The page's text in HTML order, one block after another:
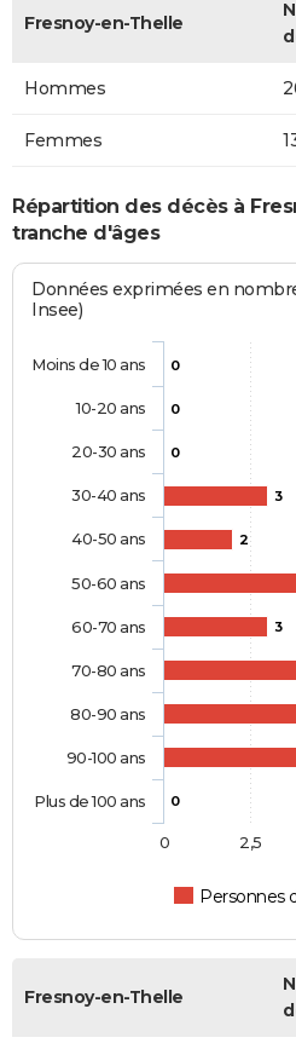
Fresnoy-en-Thelle
Hommes
Femmes
Répartition des décès à
tranche d'âges
Données exprimées en
Insee)
0
0
0
3
2
3
0
Personnes
Moins de 10 ans
10-20 ans
20-30 ans
30-40 ans
40-50 ans
50-60 ans
60-70 ans
70-80 ans
80-90 ans
90-100 ans
Plus de 100 ans
0 2,5
Fresnoy-en-Thelle